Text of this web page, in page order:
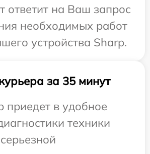
ответит на Ваш запрос
необходимых работ
устройства Sharp.
за 35 минут
приедет в удобное
техники